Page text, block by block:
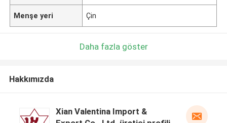
Menşe yeri Çin
Daha fazla göster
Hakkımızda
Xian Valentina Import &